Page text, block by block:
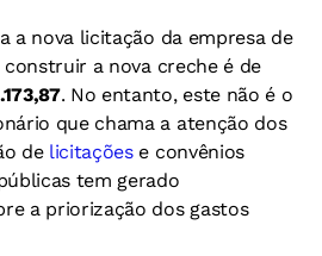
a nova licitação da empresa de
construir a nova creche é de
. No entanto, este não é o
que chama a atenção dos
de licitações e convênios
tem gerado
a priorização dos gastos